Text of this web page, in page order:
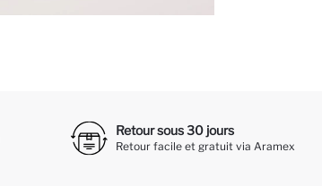
Retour sous 30 jours
Retour facile et gratuit via Aramex